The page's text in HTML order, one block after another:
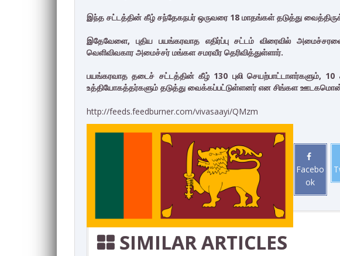
இந்த சட்டத்தின் கீழ் சந்தேகநபர் ஒருவரை 18 மாதங்கள் தடுத்து
இதேவேளை, புதிய பயங்கரவாத எதிர்ப்பு சட்டம் விரைவில்
வெளிவிவகார அமைச்சர் மங்கள சமரவீர தெரிவித்துள்ளார்.
பயங்கரவாத தடைச் சட்டத்தின் கீழ் 130 புலி செயற்பாட்டாளர்களும், 10
உத்தியோகத்தர்களும் தடுத்து வைக்கப்பட்டுள்ளனர் என சிங்கள
http://feeds.feedburner.com/vivasaayi/QMzm
Facebo
ok
SIMILAR ARTICLES